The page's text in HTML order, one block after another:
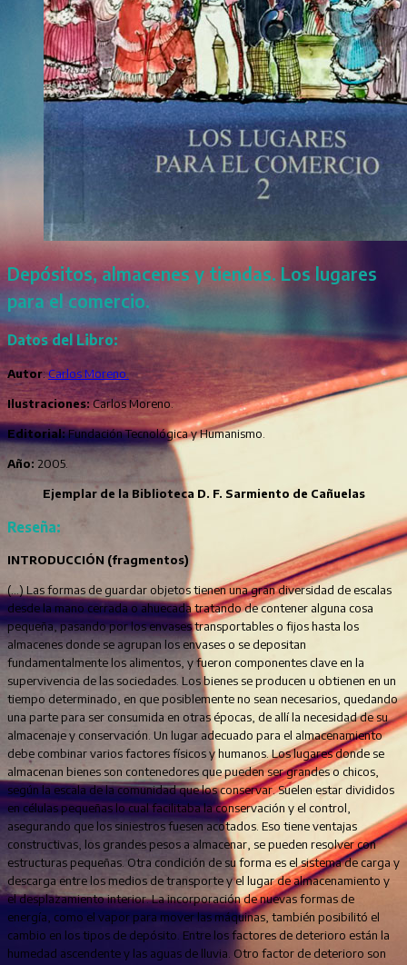
Depósitos, almacenes y tiendas. Los lugares
para el comercio.
Datos del Libro:
Autor:Carlos Moreno.
Ilustraciones:Carlos Moreno.
Editorial:Fundación Tecnológica y Humanismo.
Año:2005.
Ejemplar de la Biblioteca D. F. Sarmiento de Cañuelas
Reseña:
INTRODUCCIÓN (fragmentos)
(…) Las formas de guardar objetos tienen una gran diversidad de escalas
desde la mano cerrada o ahuecada tratando de contener alguna cosa
pequeña, pasando por los envases transportables o fijos hasta los
almacenes donde se agrupan los envases o se depositan
fundamentalmente los alimentos, y fueron componentes clave en la
supervivencia de las sociedades. Los bienes se producen u obtienen en un
tiempo determinado, en que posiblemente no sean necesarios, quedando
una parte para ser consumida en otras épocas, de allí la necesidad de su
almacenaje y conservación. Un lugar adecuado para el almacenamiento
debe combinar varios factores físicos y humanos. Los lugares donde se
almacenan bienes son contenedores que pueden ser grandes o chicos,
según la escala de la comunidad que los conservar. Suelen estar divididos
en células pequeñas lo cual facilitaba la conservación y el control,
asegurando que los siniestros fuesen acotados. Eso tiene ventajas
constructivas, los grandes pesos a almacenar, se pueden resolver con
estructuras pequeñas. Otra condición de su forma es el sistema de carga y
descarga entre los medios de transporte y el lugar de almacenamiento y
el desplazamiento interior. La incorporación de nuevas formas de
energía, como el vapor para mover las máquinas, también posibilitó el
cambio en los tipos de depósito. Entre los factores de deterioro están la
humedad ascendente y las aguas de lluvia. Otro factor de deterioro son